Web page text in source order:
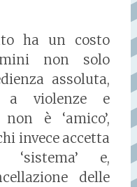
ha un costo
non solo
assoluta,
a violenze e
è ‘amico’,
invece accetta
e,
delle